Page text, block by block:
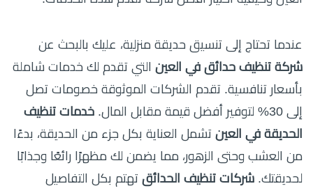
عندما تحتاج إلى تنسيق حديقة منزلية، عليك بالبحث عن
شركة تنظيف حدائق في العين التي تقدم لك خدمات شاملة
بأسعار تنافسية. تقدم الشركات الموثوقة خصومات تصل
إلى 30% لتوفير أفضل قيمة مقابل المال.
خدمات تنظيف
الحديقة في العين تشمل العناية بكل جزء من الحديقة، بدءًا
من العشب وحتى الزهور، مما يضمن لك مظهرًا رائعًا وجذابًا
لحديقتك. شركات تنظيف الحدائق تهتم بكل التفاصيل